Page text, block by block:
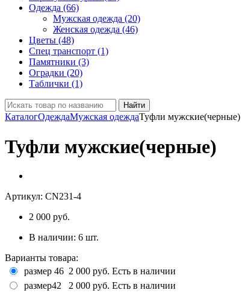
Одежда (66)
Мужская одежда (20)
Женская одежда (46)
Цветы (48)
Спец транспорт (1)
Памятники (3)
Оградки (20)
Таблички (1)
Найти
КаталогОдеждаМужская одеждаТуфли мужские(черные)
Туфли мужские(черные)
Артикул: CN231-4
2 000 руб.
В наличии: 6 шт.
Варианты товара:
размер 46 2 000 руб. Есть в наличии
размер42
2 000 руб. Есть в наличии